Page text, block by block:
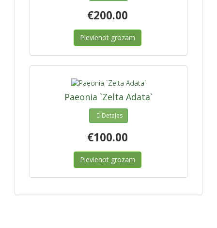
€200.00
Pievienot grozam
Paeonia `Zelta Adata`
Detaļas
€100.00
Pievienot grozam